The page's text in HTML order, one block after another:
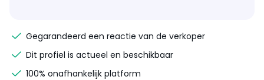
Gegarandeerd een reactie van de verkoper
Dit profiel is actueel en beschikbaar
100% onafhankelijk platform